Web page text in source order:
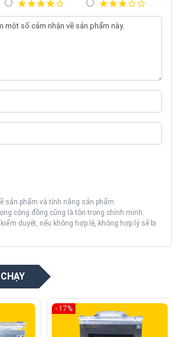
sản phẩm và tính năng sản phẩm.
cộng đồng cũng là tôn trọng chính mình.
duyệt, nếu không hợp lệ, không hợp lý sẽ bị
- 17%